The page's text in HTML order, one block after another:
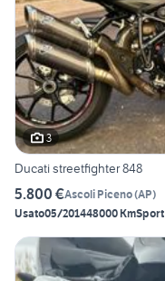
3
Ducati streetfighter 848
5.800 €Ascoli Piceno(AP)
Usato05/201448000 KmSport